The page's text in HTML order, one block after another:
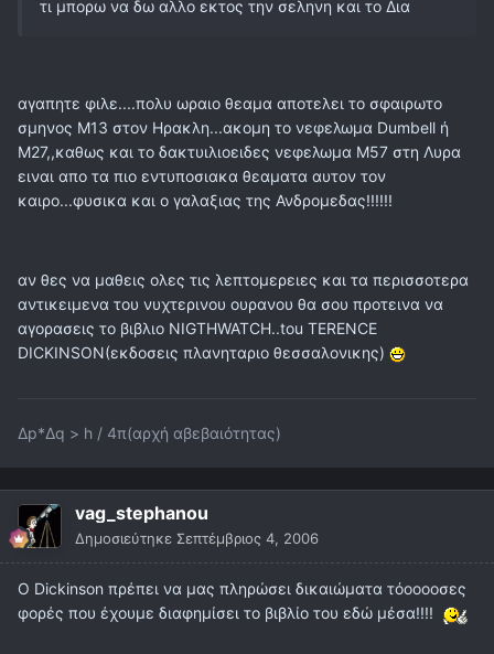
τι μπορω να δω αλλο εκτος την σεληνη και το Δια
αγαπητε φιλε....πολυ ωραιο θεαμα αποτελει το σφαιρωτο
σμηνος Μ13 στον Ηρακλη...ακομη το νεφελωμα Dumbell ή
Μ27,,καθως και το δακτυιλιοειδες νεφελωμα Μ57 στη Λυρα
ειναι απο τα πιο εντυποσιακα θεαματα αυτον τον
καιρο...φυσικα και ο γαλαξιας της Ανδρομεδας!!!!!!
αν θες να μαθεις ολες τις λεπτομερειες και τα περισσοτερα
αντικειμενα του νυχτερινου ουρανου θα σου προτεινα να
αγορασεις το βιβλιο NIGTHWATCH..tou TERENCE
DICKINSON(εκδοσεις πλανηταριο θεσσαλονικης)
Δp*Δq > h / 4π(αρχή αβεβαιότητας)
vag_stephanou
Δημοσιεύτηκε Σεπτέμβριος 4, 2006
Ο Dickinson πρέπει να μας πληρώσει δικαιώματα τόοοοοσες
φορές που έχουμε διαφημίσει το βιβλίο του εδώ μέσα!!!!